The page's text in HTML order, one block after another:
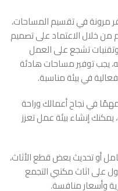
مرونة في تقسيم المساحات،
من خلال الاعتماد على تصميم
تشجع على العمل
يجب توفير مساحات هادئة
في بيئة مناسبة.
في نجاح أعمالك وراحة
إنشاء بيئة عمل تعزز
أو تحديث بعض قطع الأثاث،
على اثاث مكتبي التجمع
وأسعار منافسة.